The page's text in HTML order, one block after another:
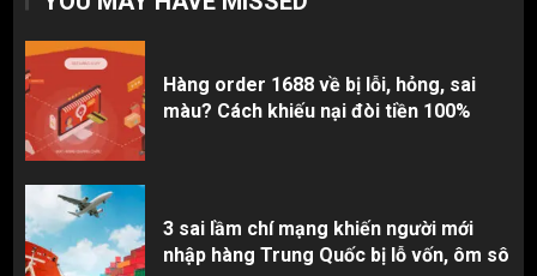
Hàng order 1688 về bị lỗi, hỏng, sai
màu? Cách khiếu nại đòi tiền 100%
3 sai lầm chí mạng khiến người mới
nhập hàng Trung Quốc bị lỗ vốn, ôm sô